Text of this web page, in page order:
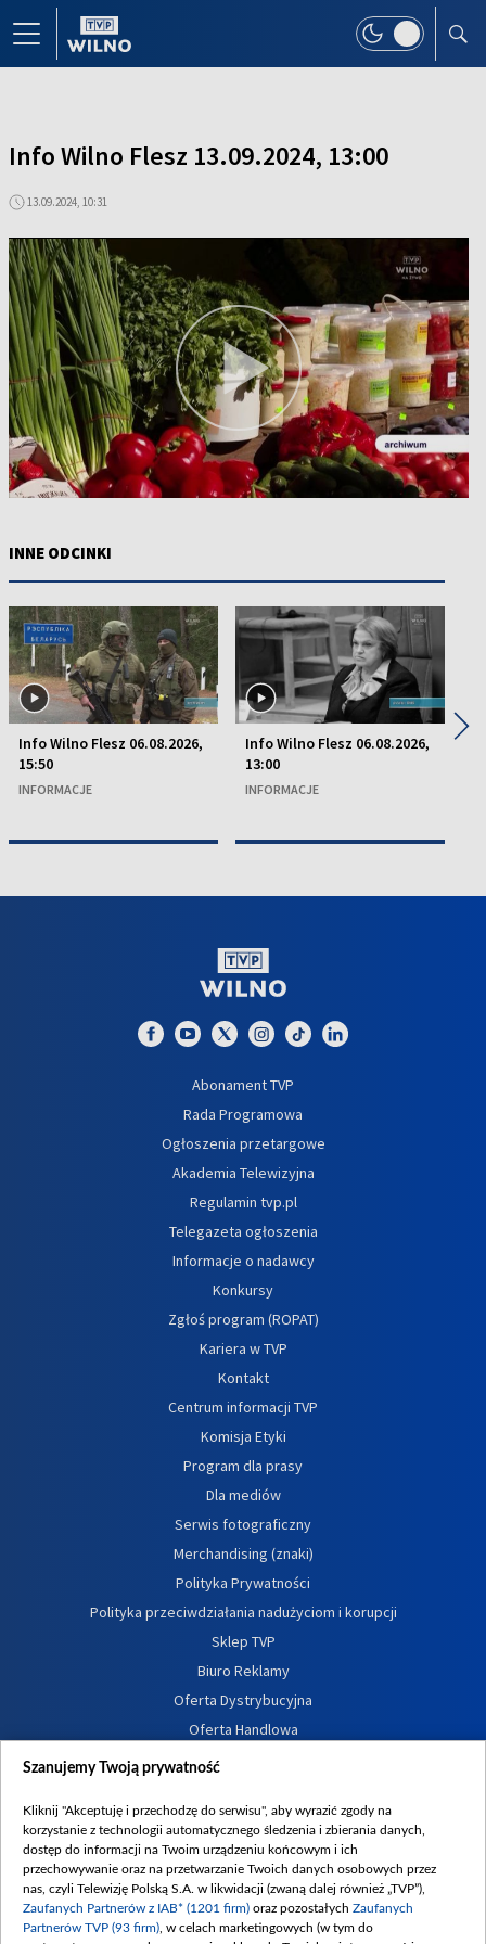
Info Wilno Flesz 13.09.2024, 13:00
13.09.2024, 10:31
INNE ODCINKI
Info Wilno Flesz 06.08.2026,
15:50
INFORMACJE
Info Wilno Flesz 06.08.2026,
13:00
INFORMACJE
▶
Abonament TVP
Rada Programowa
Ogłoszenia przetargowe
Akademia Telewizyjna
Regulamin tvp.pl
Telegazeta ogłoszenia
Informacje o nadawcy
Konkursy
Zgłoś program (ROPAT)
Kariera w TVP
Kontakt
Centrum informacji TVP
Komisja Etyki
Program dla prasy
Dla mediów
Serwis fotograficzny
Merchandising (znaki)
Polityka Prywatności
Polityka przeciwdziałania nadużyciom i korupcji
Sklep TVP
Biuro Reklamy
Oferta Dystrybucyjna
Oferta Handlowa
Dostępność
Procedura zgłoszeń wewnętrznych
Szanujemy Twoją prywatność
Kliknij "Akceptuję i przechodzę do serwisu", aby wyrazić zgody na
korzystanie z technologii automatycznego śledzenia i zbierania danych,
dostęp do informacji na Twoim urządzeniu końcowym i ich
przechowywanie oraz na przetwarzanie Twoich danych osobowych przez
nas, czyli Telewizję Polską S.A. w likwidacji (zwaną dalej również „TVP”),
Zaufanych Partnerów z IAB* (1201 firm) oraz pozostałych Zaufanych
Partnerów TVP (93 firm) , w celach marketingowych (w tym do